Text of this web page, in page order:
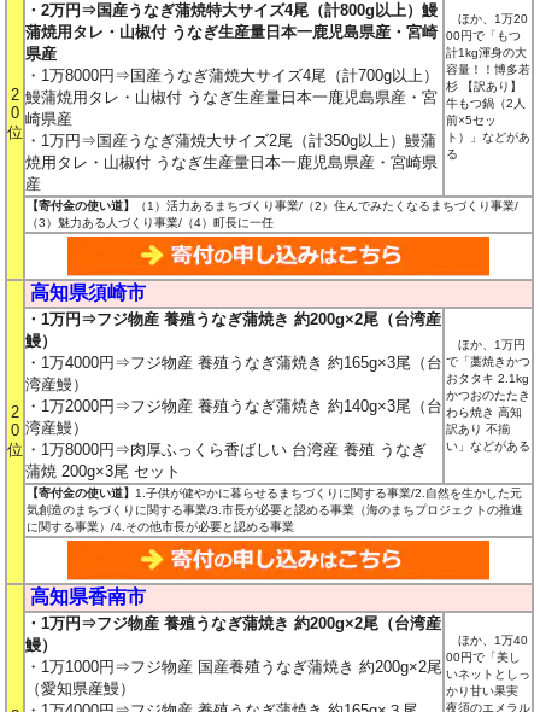
2
0
位
・2万円⇒国産うなぎ蒲焼特大サイズ4尾（計800g以上）鰻
蒲焼用タレ・山椒付 うなぎ生産量日本一鹿児島県産・宮崎
県産
・1万8000円⇒国産うなぎ蒲焼大サイズ4尾（計700g以上）
鰻蒲焼用タレ・山椒付 うなぎ生産量日本一鹿児島県産・宮
崎県産
・1万円⇒国産うなぎ蒲焼大サイズ2尾（計350g以上）鰻蒲
焼用タレ・山椒付 うなぎ生産量日本一鹿児島県産・宮崎県
産
ほか、1万20
00円で「もつ
計1kg渾身の大
容量！！博多若
杉 【訳あり】
牛もつ鍋（2人
前×5セッ
ト）」などがあ
る
【寄付金の使い道】
（1）活力あるまちづくり事業/（2）住んでみたくなるまちづくり事業/
（3）魅力ある人づくり事業/（4）町長に一任
2
0
位
高知県須崎市
・1万円⇒フジ物産 養殖うなぎ蒲焼き 約200g×2尾（台湾産
鰻）
・1万4000円⇒フジ物産 養殖うなぎ蒲焼き 約165g×3尾（台
湾産鰻）
・1万2000円⇒フジ物産 養殖うなぎ蒲焼き 約140g×3尾（台
湾産鰻）
・1万8000円⇒肉厚ふっくら香ばしい 台湾産 養殖 うなぎ
蒲焼 200g×3尾 セット
ほか、1万円
で「藁焼きかつ
おタタキ 2.1kg
かつおのたたき
わら焼き 高知
訳あり 不揃
い」などがある
【寄付金の使い道】1.子供が健やかに暮らせるまちづくりに関する事業/2.自然を生かした元
気創造のまちづくりに関する事業/3.市長が必要と認める事業（海のまちプロジェクトの推進
に関する事業）/4.その他市長が必要と認める事業
高知県香南市
・1万円⇒フジ物産 養殖うなぎ蒲焼き 約200g×2尾（台湾産
鰻）
・1万1000円⇒フジ物産 国産養殖うなぎ蒲焼き 約200g×2尾
（愛知県産鰻）
ほか、1万40
00円で「美し
いネットとしっ
かり甘い果実
夜須のエメラル